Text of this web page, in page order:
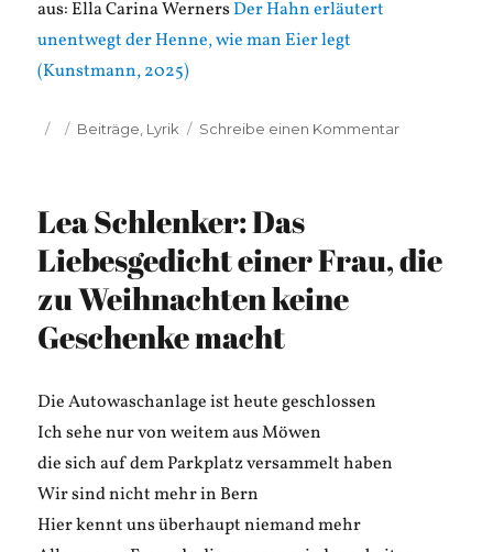
aus: Ella Carina WernersDer Hahn erläutert
unentwegt der Henne, wie man Eier legt
(Kunstmann, 2025)
Veröffentlicht
Kategorien
Beiträge Lyrik Schreibe einen Kommentarzu
Lea Schlenker: Das
Liebesgedicht einer Frau, die
zu Weihnachten keine
Geschenke macht
Die Autowaschanlage ist heute geschlossen
Ich sehe nur von weitem aus Möwen
die sich auf dem Parkplatz versammelt haben
Wir sind nicht mehr in Bern
Hier kennt uns überhaupt niemand mehr